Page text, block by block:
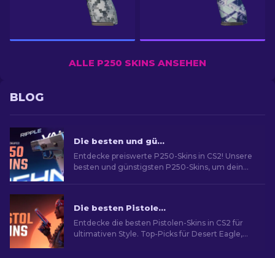
ALLE P250 SKINS ANSEHEN
BLOG
Die besten und günstigsten P250-Skins in CS2 [2026]
Entdecke preiswerte P250-Skins in CS2! Unsere
besten und günstigsten P250-Skins, um dein
Die besten Pistolen-Skins in CS2 [2026]
Entdecke die besten Pistolen-Skins in CS2 für
ultimativen Style. Top-Picks für Desert Eagle,